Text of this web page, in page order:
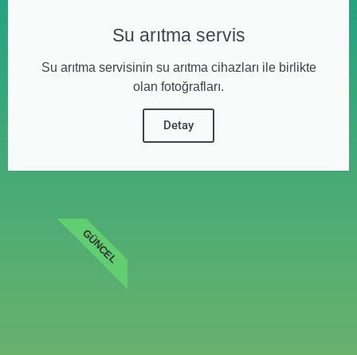
Su arıtma servis
Su arıtma servisinin su arıtma cihazları ile birlikte
olan fotoğrafları.
Detay
GÜNCEL